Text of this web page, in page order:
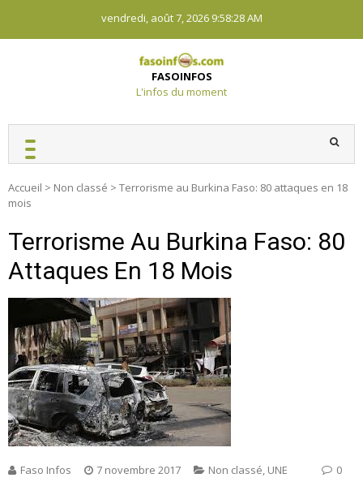
content
vendredi, août 7, 2026 9:58:29 AM
FASOINFOS
L'infos du moment
Accueil > Non classé > Terrorisme au Burkina Faso: 80 attaques en 18
mois
Terrorisme Au Burkina Faso: 80
Attaques En 18 Mois
Faso Infos 7 novembre 2017 Non classé, UNE 0